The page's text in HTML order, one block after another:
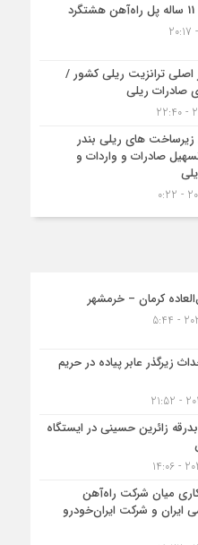
ترانزیت ریلی کشور /
زیرساخت های ریلی بندر
صادرات و واردات و
کرمان – خرمشهر
زیرگذر عابر پیاده در حریم
زائرین حسینی در ایستگاه
میان شرکت راه‌آهن
ایران و شرکت ایران‌خودرو